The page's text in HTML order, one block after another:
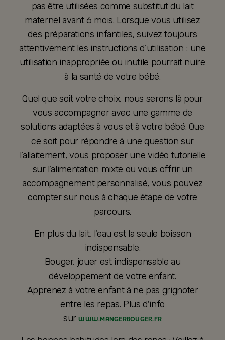
pas être utilisées comme substitut du lait
maternel avant 6 mois. Lorsque vous utilisez
des préparations infantiles, suivez toujours
attentivement les instructions d’utilisation : une
utilisation inappropriée ou inutile pourrait nuire
à la santé de votre bébé.
Quel que soit votre choix, nous serons là pour
vous accompagner avec une gamme de
solutions adaptées à vous et à votre bébé. Que
ce soit pour répondre à une question sur
l’allaitement, vous proposer une vidéo tutorielle
sur l’alimentation mixte ou vous offrir un
accompagnement personnalisé, vous pouvez
compter sur nous à chaque étape de votre
parcours.
En plus du lait, l'eau est la seule boisson
indispensable.
Bouger, jouer est indispensable au
développement de votre enfant.
Apprenez à votre enfant à ne pas grignoter
entre les repas. Plus d'info
surWWW.MANGERBOUGER.FR